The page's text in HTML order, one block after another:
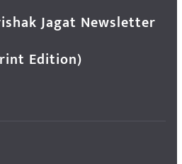
Jagat Newsletter
Edition)